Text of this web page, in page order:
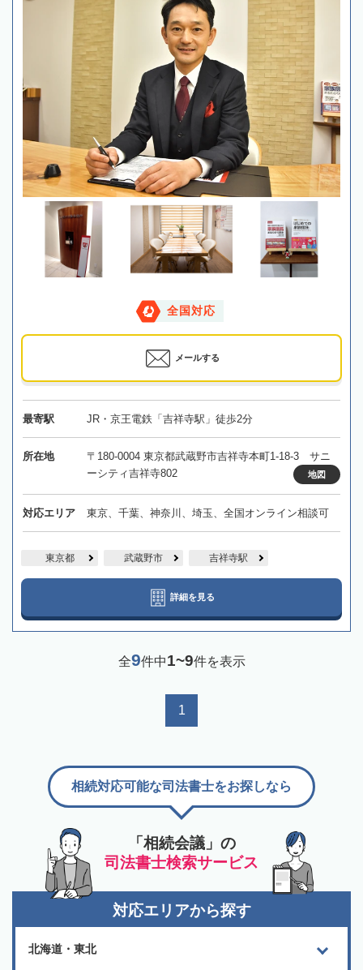
全国対応
メールする
最寄駅 JR・京王電鉄「吉祥寺駅」徒歩2分
所在地
〒180-0004 東京都武蔵野市吉祥寺本町1-18-3 サニ
ーシティ吉祥寺802
地図
対応エリア 東京、千葉、神奈川、埼玉、全国オンライン相談可
東京都 武蔵野市 吉祥寺駅
詳細を見る
全9件中1~9件を表示
1
「相続会議」の
司法書士検索サービス
相続対応可能な司法書士をお探しなら
対応エリアから探す
北海道・東北